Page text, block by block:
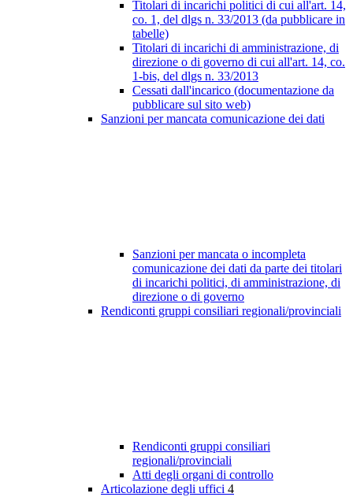
Titolari di incarichi politici di cui all'art. 14,
co. 1, del dlgs n. 33/2013 (da pubblicare in
tabelle)
Titolari di incarichi di amministrazione, di
direzione o di governo di cui all'art. 14, co.
1-bis, del dlgs n. 33/2013
Cessati dall'incarico (documentazione da
pubblicare sul sito web)
Sanzioni per mancata comunicazione dei dati
Sanzioni per mancata o incompleta
comunicazione dei dati da parte dei titolari
di incarichi politici, di amministrazione, di
direzione o di governo
Rendiconti gruppi consiliari regionali/provinciali
Rendiconti gruppi consiliari
regionali/provinciali
Atti degli organi di controllo
Articolazione degli uffici 4